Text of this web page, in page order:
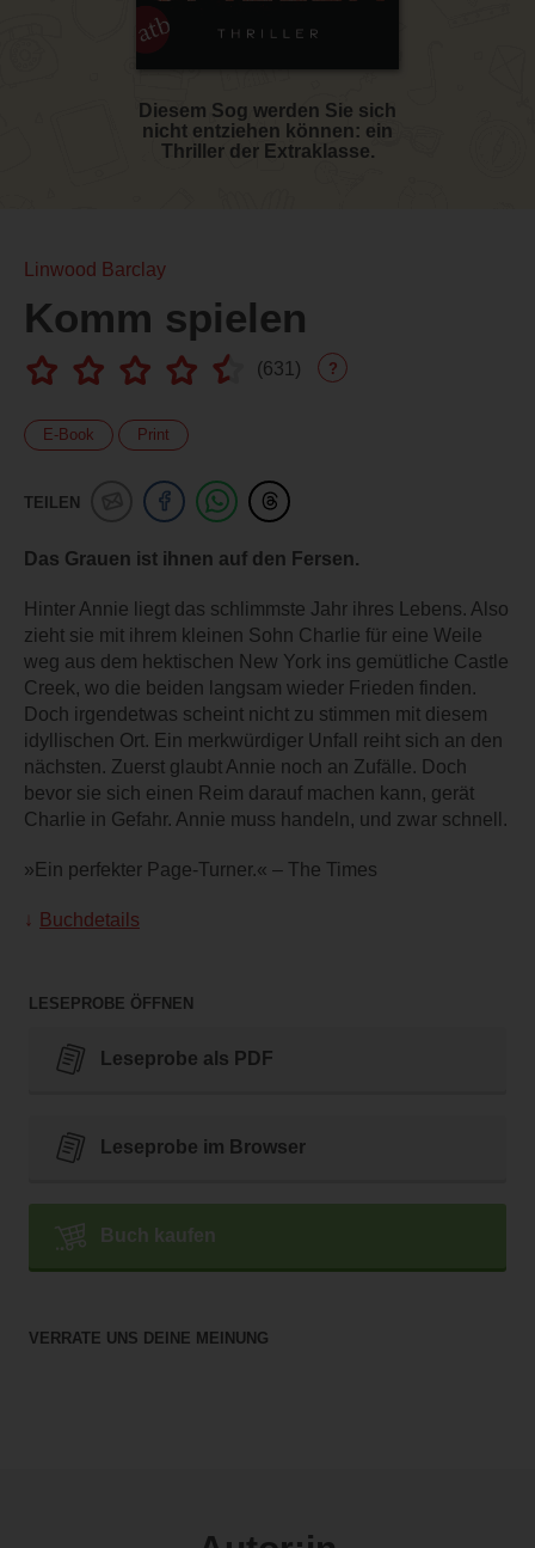
Diesem Sog werden Sie sich
nicht entziehen können: ein
Thriller der Extraklasse.
Linwood Barclay
Komm spielen
(631 ) ?
E-Book Print
TEILEN
Das Grauen ist ihnen auf den Fersen.
Hinter Annie liegt das schlimmste Jahr ihres Lebens. Also
zieht sie mit ihrem kleinen Sohn Charlie für eine Weile
weg aus dem hektischen New York ins gemütliche Castle
Creek, wo die beiden langsam wieder Frieden finden.
Doch irgendetwas scheint nicht zu stimmen mit diesem
idyllischen Ort. Ein merkwürdiger Unfall reiht sich an den
nächsten. Zuerst glaubt Annie noch an Zufälle. Doch
bevor sie sich einen Reim darauf machen kann, gerät
Charlie in Gefahr. Annie muss handeln, und zwar schnell.
»Ein perfekter Page-Turner.« – The Times
Buchdetails
LESEPROBE ÖFFNEN
Leseprobe als PDF
Leseprobe im Browser
Buch kaufen
VERRATE UNS DEINE MEINUNG